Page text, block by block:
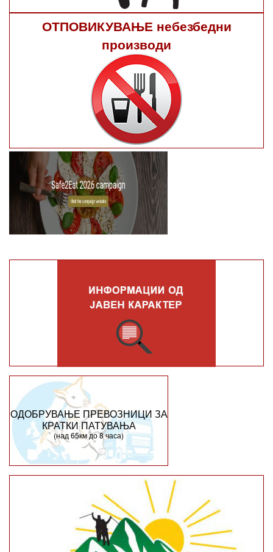
ОТПОВИКУВАЊЕ небезбедни
производи
ОДОБРУВАЊЕ ПРЕВОЗНИЦИ ЗА
КРАТКИ ПАТУВАЊА
(над 65км до 8 часа)